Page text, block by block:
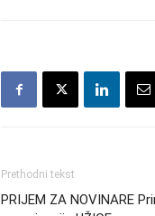
Prethodni tekst
PRIJEM ZA NOVINARE